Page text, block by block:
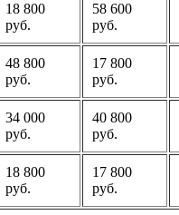
18 800
руб.
58 600
руб.
48 800
руб.
17 800
руб.
34 000
руб.
40 800
руб.
18 800
руб.
17 800
руб.